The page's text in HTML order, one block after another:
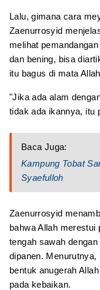
Lalu, gimana cara
Zaenurrosyid
melihat
dan bening, bisa
itu bagus di mata
"Jika ada alam
tidak ada ikannya, itu
Baca Juga:
Kampung Tobat
Syaefulloh
Zaenurrosyid
bahwa Allah merestui
tengah sawah
dipanen.
bentuk anugerah
pada kebaikan.